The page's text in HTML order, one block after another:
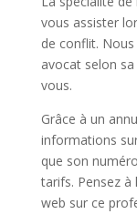
vous assister
de conflit.
avocat selon
vous.
Grâce à un
informations
que son
tarifs. Pensez à
web sur ce